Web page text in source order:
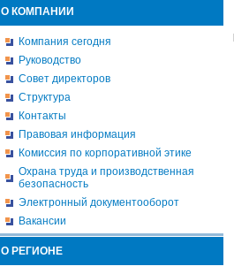
О КОМПАНИИ
Компания сегодня
Руководство
Совет директоров
Структура
Контакты
Правовая информация
Комиссия по корпоративной этике
Охрана труда и производственная
безопасность
Электронный документооборот
Вакансии
О РЕГИОНЕ